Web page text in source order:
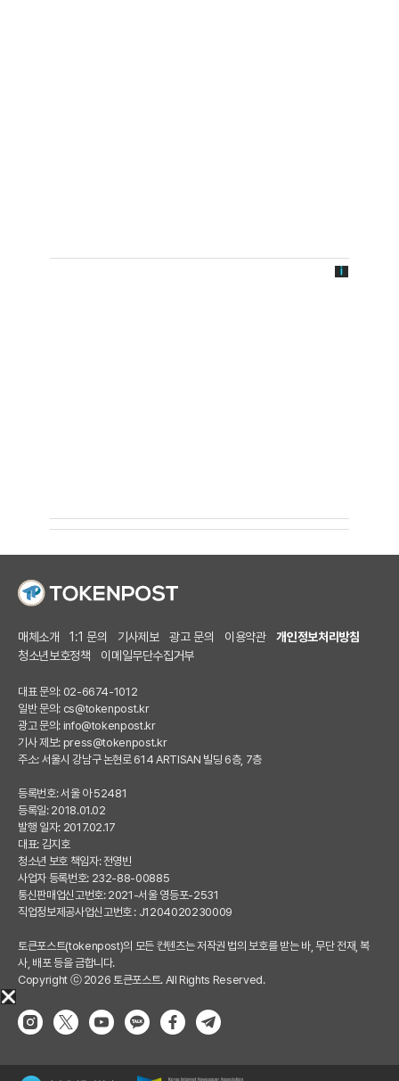
매체소개 1:1 문의 기사제보 광고 문의 이용약관
개인정보처리방침
청소년보호정책
이메일무단수집거부
대표 문의: 02-6674-1012
일반 문의: cs@tokenpost.kr
광고 문의: info@tokenpost.kr
기사 제보: press@tokenpost.kr
주소: 서울시 강남구 논현로 614 ARTISAN 빌딩 6층, 7층
등록번호: 서울 아 52481
등록일: 2018.01.02
발행 일자: 2017.02.17
대표: 김지호
청소년 보호 책임자: 전영빈
사업자 등록번호: 232-88-00885
통신판매업신고번호: 2021-서울 영등포-2531
직업정보제공사업신고번호 : J1204020230009
토큰포스트(tokenpost)의 모든 컨텐츠는 저작권 법의 보호를 받는 바, 무단 전재, 복
사, 배포 등을 금합니다.
Copyright ⓒ 2026 토큰포스트. All Rights Reserved.